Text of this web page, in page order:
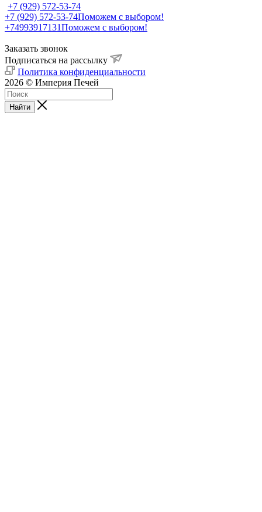
+7 (929) 572-53-74
+7 (929) 572-53-74Поможем с выбором!
+74993917131Поможем с выбором!
Заказать звонок
Подписаться на рассылку
Политика конфиденциальности
2026 © Империя Печей
Найти